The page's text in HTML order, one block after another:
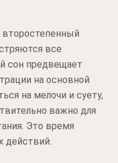
второстепенный
все
сон предвещает
на основной
на мелочи и суету,
важно для
Это время
действий.